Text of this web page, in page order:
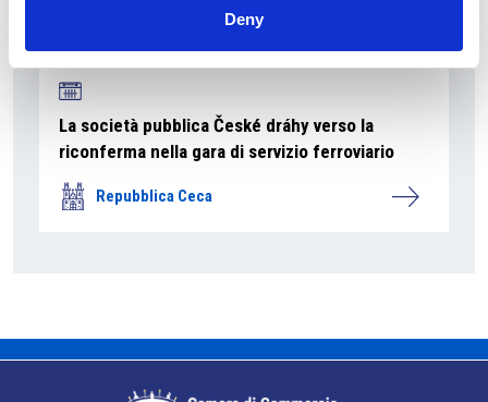
Deny
La società pubblica České dráhy verso la
riconferma nella gara di servizio ferroviario
Repubblica Ceca